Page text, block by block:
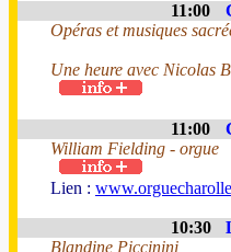
11:00
Opéras et musiques
Une heure avec Nicolas
11:00
William Fielding - orgue
Lien :
10:30
Blandine Piccinini